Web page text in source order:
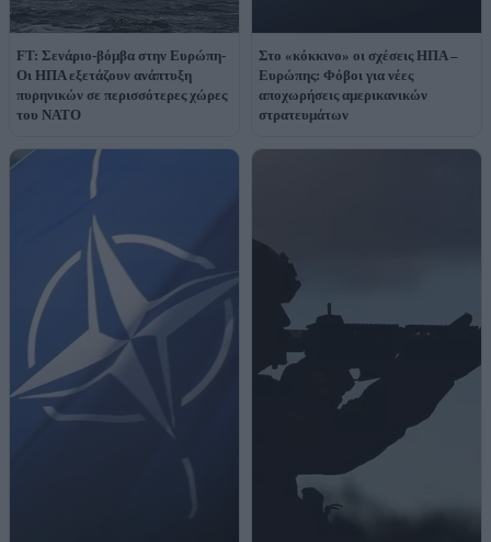
FT: Σενάριο-βόμβα στην Ευρώπη-
Οι ΗΠΑ εξετάζουν ανάπτυξη
πυρηνικών σε περισσότερες χώρες
του ΝΑΤΟ
Στο «κόκκινο» οι σχέσεις ΗΠΑ –
Ευρώπης: Φόβοι για νέες
αποχωρήσεις αμερικανικών
στρατευμάτων